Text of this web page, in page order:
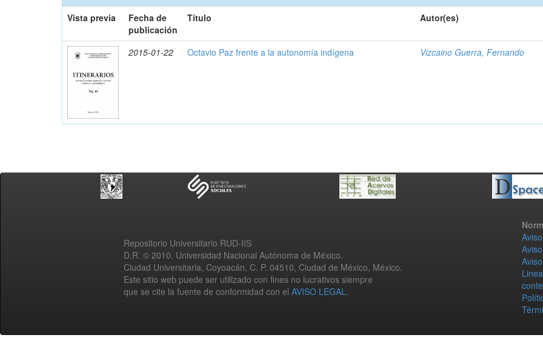
Vista previa
Fecha de
publicación
Título Autor(es)
2015-01-22 Octavio Paz frente a la autonomía indígena Vizcaino Guerra, Fernando
Repositorio Universitario RUD-IIS
D.R. © 2010. Universidad Nacional Autónoma de México.
Ciudad Universitaria, Coyoacán, C. P. 04510, Ciudad de México, México.
Este sitio web puede ser utilizado con fines no lucrativos siempre
que se cite la fuente de conformidad con el AVISO LEGAL.